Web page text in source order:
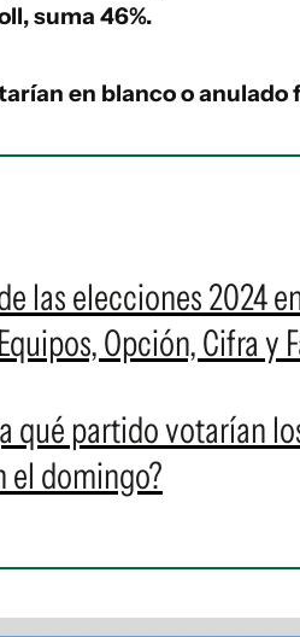
suma 46%.
en blanco o anulado
las elecciones 2024
Opción, Cifra y
qué partido votarían
el domingo?